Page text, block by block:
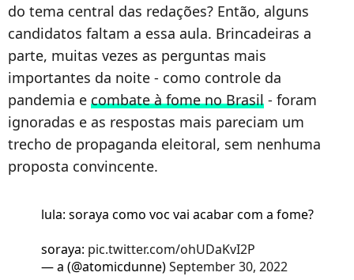
do tema central das redações? Então, alguns
candidatos faltam a essa aula. Brincadeiras a
parte, muitas vezes as perguntas mais
importantes da noite - como controle da
pandemia e combate à fome no Brasil - foram
ignoradas e as respostas mais pareciam um
trecho de propaganda eleitoral, sem nenhuma
proposta convincente.
lula: soraya como voc vai acabar com a fome?
soraya: pic.twitter.com/ohUDaKvI2P
— a (@atomicdunne)September 30, 2022